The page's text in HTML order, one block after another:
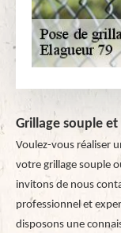
Grillage souple
Voulez-vous réaliser
votre grillage souple
invitons de nous
professionnel et
disposons une